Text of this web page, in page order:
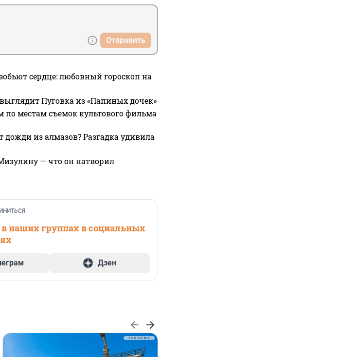
Отправить
сердце: любовный гороскоп на
Пуговка из «Папиных дочек»
по местам съемок культового фильма
из алмазов? Разгадка удивила
— что он натворил
наших группах в социальных
Дзен